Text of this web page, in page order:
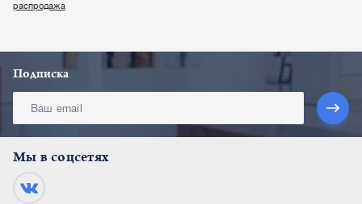
распродажа
Подписка
Мы в соцсетях